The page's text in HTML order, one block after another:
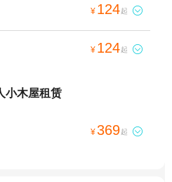
¥ 124起 
¥ 124起 
小木屋租赁
¥369起 